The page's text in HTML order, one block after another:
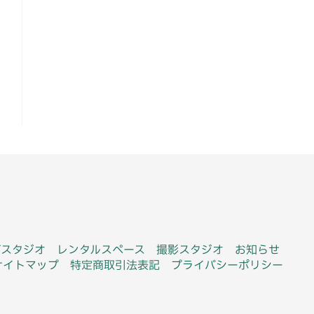
タジオ レンタルスペース 撮影スタジオ
お知らせ
トマップ
特定商取引法表記 プライバシーポリシー